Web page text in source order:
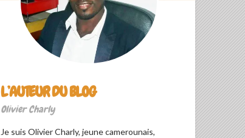
L’AUTEUR DU BLOG
Olivier Charly
Je suis Olivier Charly, jeune camerounais,